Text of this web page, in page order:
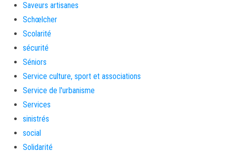
Saveurs artisanes
Schœlcher
Scolarité
sécurité
Séniors
Service culture, sport et associations
Service de l'urbanisme
Services
sinistrés
social
Solidarité